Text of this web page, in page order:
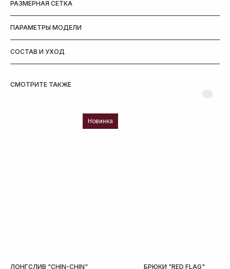
РАЗМЕРНАЯ СЕТКА
ПАРАМЕТРЫ МОДЕЛИ
СОСТАВ И УХОД
СМОТРИТЕ ТАКЖЕ
Новинка
ЛОНГСЛИВ "CHIN-CHIN" БРЮКИ "RED FLAG"